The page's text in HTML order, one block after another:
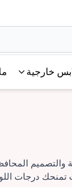
خارجية
والتصميم
درجات